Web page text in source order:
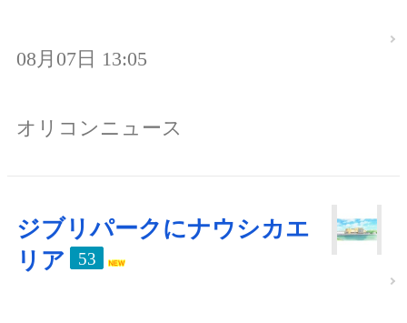
08月07日 13:05
オリコンニュース
ジブリパークにナウシカエ
リア
53